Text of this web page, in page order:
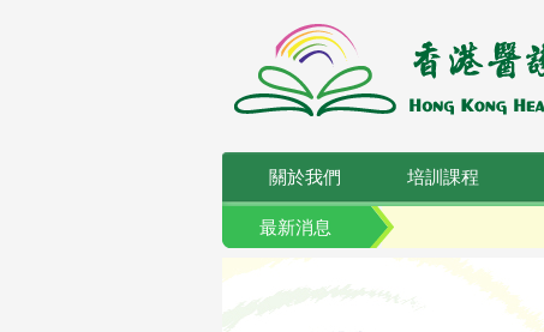
關於我們 培訓課程
最新消息